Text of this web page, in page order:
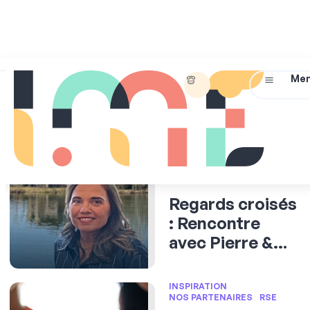
45
72
07
Briefez-
nous !
Séminaire d’entreprise
INSPIRATION
Regards croisés
: Rencontre
avec Pierre &
Center Parcs
INSPIRATION
NOS PARTENAIRES
RSE